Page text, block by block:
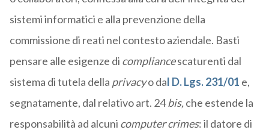
sistemi informatici e alla prevenzione della
commissione di reati nel contesto aziendale. Basti
pensare alle esigenze di compliancescaturenti dal
sistema di tutela della privacyo dal D. Lgs. 231/01 e,
segnatamente, dal relativo art. 24bis,che estende la
responsabilità ad alcuni computer crimes: il datore di